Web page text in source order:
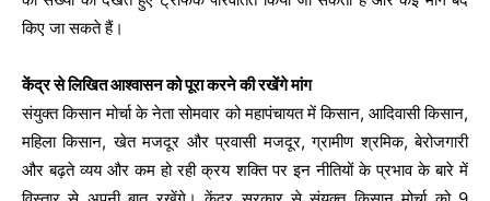
किए जा सकते हैं।
केंद्र से लिखित आश्वासन को पूरा करने की रखेंगे मांग
संयुक्त किसान मोर्चा के नेता सोमवार को महापंचायत में किसान, आदिवासी किसान,
महिला किसान, खेत मजदूर और प्रवासी मजदूर, ग्रामीण श्रमिक, बेरोजगारी
और बढ़ते व्यय और कम हो रही क्रय शक्ति पर इन नीतियों के प्रभाव के बारे में